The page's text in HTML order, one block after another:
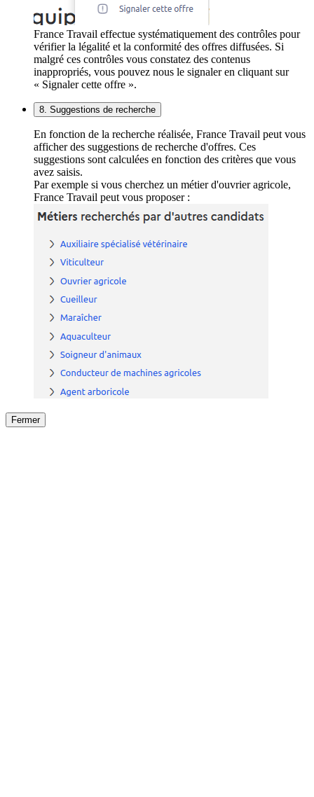
France Travail effectue systématiquement des contrôles pour
vérifier la légalité et la conformité des offres diffusées. Si
malgré ces contrôles vous constatez des contenus
inappropriés, vous pouvez nous le signaler en cliquant sur
« Signaler cette offre ».
8. Suggestions de recherche
En fonction de la recherche réalisée, France Travail peut vous
afficher des suggestions de recherche d'offres. Ces
suggestions sont calculées en fonction des critères que vous
avez saisis.
Par exemple si vous cherchez un métier d'ouvrier agricole,
France Travail peut vous proposer :
Fermer